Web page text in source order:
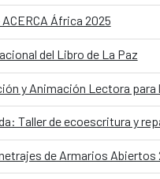
África 2025
del Libro de La Paz